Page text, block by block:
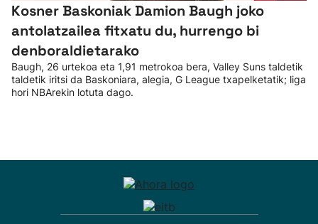
Kosner Baskoniak Damion Baugh joko
antolatzailea fitxatu du, hurrengo bi
denboraldietarako
Baugh, 26 urtekoa eta 1,91 metrokoa bera, Valley Suns taldetik
taldetik iritsi da Baskoniara, alegia, G League txapelketatik; liga
hori NBArekin lotuta dago.